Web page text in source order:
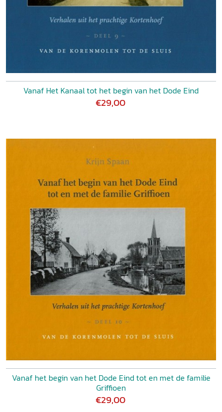
Vanaf Het Kanaal tot het begin van het Dode Eind
€29,00
Vanaf het begin van het Dode Eind tot en met de familie
Griffioen
€29,00